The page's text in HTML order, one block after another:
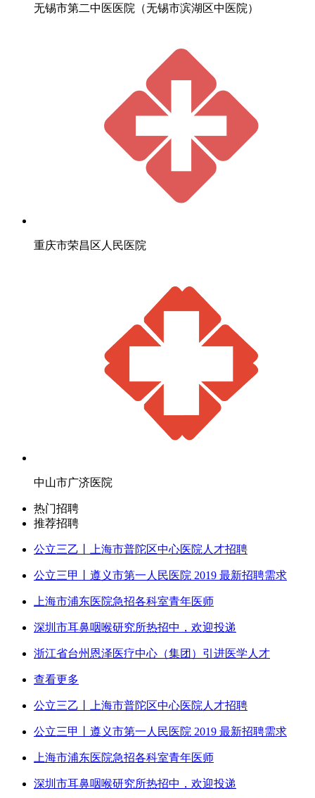
无锡市第二中医医院（无锡市滨湖区中医院）
重庆市荣昌区人民医院
中山市广济医院
热门招聘
推荐招聘
公立三乙丨上海市普陀区中心医院人才招聘
公立三甲丨遵义市第一人民医院 2019 最新招聘需求
上海市浦东医院急招各科室青年医师
深圳市耳鼻咽喉研究所热招中，欢迎投递
浙江省台州恩泽医疗中心（集团）引进医学人才
查看更多
公立三乙丨上海市普陀区中心医院人才招聘
公立三甲丨遵义市第一人民医院 2019 最新招聘需求
上海市浦东医院急招各科室青年医师
深圳市耳鼻咽喉研究所热招中，欢迎投递